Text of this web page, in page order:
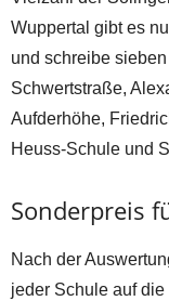
Wuppertal gibt es
und schreibe
Schwertstraße,
Aufderhöhe,
Heuss-Schule und
Sonderpreis
Nach der
jeder Schule auf